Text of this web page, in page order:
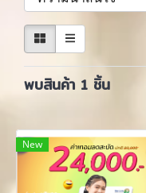
พบสินค้า 1 ชิ้น
New